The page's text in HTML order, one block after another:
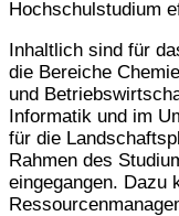
Hochschulstudium
Inhaltlich sind für
die Bereiche
und
Informatik und im
für die
Rahmen des
eingegangen. Dazu